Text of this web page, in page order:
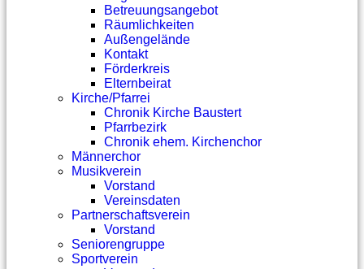
Betreuungsangebot
Räumlichkeiten
Außengelände
Kontakt
Förderkreis
Elternbeirat
Kirche/Pfarrei
Chronik Kirche Baustert
Pfarrbezirk
Chronik ehem. Kirchenchor
Männerchor
Musikverein
Vorstand
Vereinsdaten
Partnerschaftsverein
Vorstand
Seniorengruppe
Sportverein